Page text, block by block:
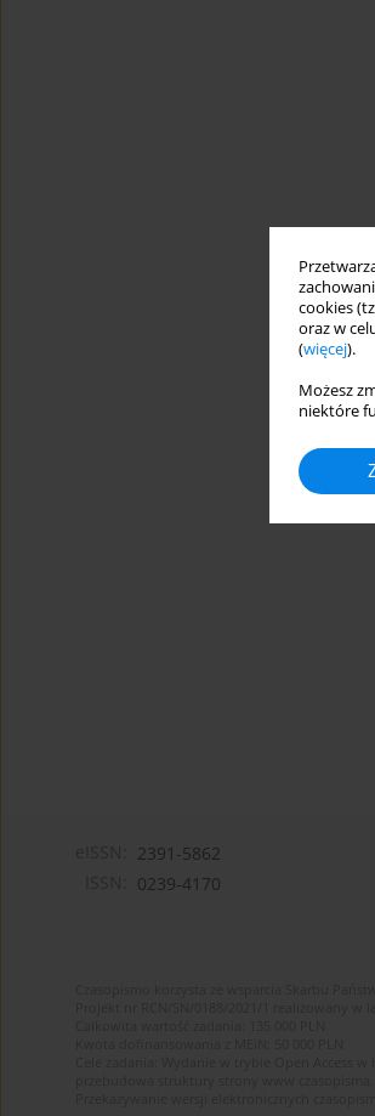
cookies
oraz w
(więcej).
Możesz
niektóre
2391-5862
0239-4170